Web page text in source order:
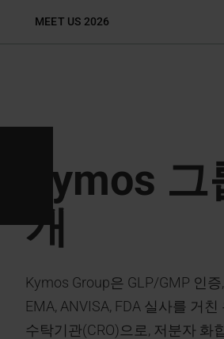
MEET US 2026
Kymos
개
Kymos Group은 GLP/GMP 인증
EMA, ANVISA, FDA 실사를 거
수탁기관(CRO)으로, 저분자 화